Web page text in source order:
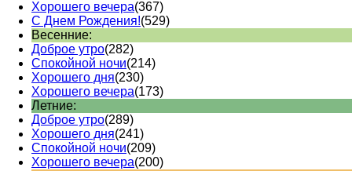
Хорошего вечера(367)
С Днем Рождения!(529)
Весенние:
Доброе утро(282)
Спокойной ночи(214)
Хорошего дня(230)
Хорошего вечера(173)
Летние:
Доброе утро(289)
Хорошего дня(241)
Спокойной ночи(209)
Хорошего вечера(200)